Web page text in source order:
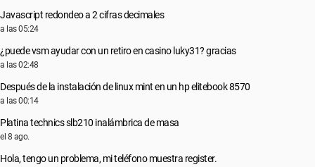
Javascript redondeo a 2 cifras decimales
a las 05:24
¿puede vsm ayudar con un retiro en casino luky31? gracias
a las 02:48
Después de la instalación de linux mint en un hp elitebook 8570
a las 00:14
Platina technics slb210 inalámbrica de masa
el 8 ago.
Hola, tengo un problema, mi teléfono muestra register.